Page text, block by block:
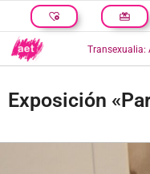
Transexualia:
Exposición